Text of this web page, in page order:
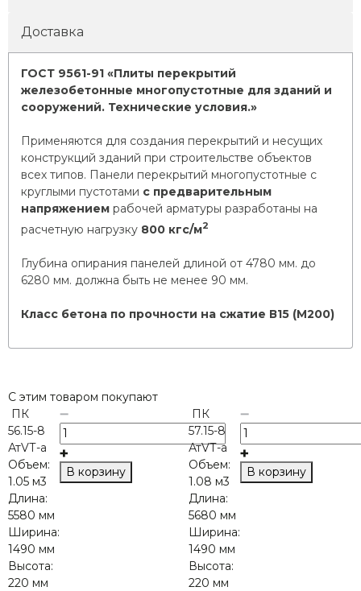
Доставка
ГОСТ 9561-91 «Плиты перекрытий
железобетонные многопустотные для зданий и
сооружений. Технические условия.»
Применяются для создания перекрытий и несущих
конструкций зданий при строительстве объектов
всех типов. Панели перекрытий многопустотные с
круглыми пустотами с предварительным
напряжением рабочей арматуры разработаны на
расчетную нагрузку 800 кгс/м2
Глубина опирания панелей длиной от 4780 мм. до
6280 мм. должна быть не менее 90 мм.
Класс бетона по прочности на сжатие В15 (М200)
С этим товаром покупают
ПК
56.15-8
АтVТ-а
Объем:
1.05 м3
Длина:
5580 мм
Ширина:
1490 мм
Высота:
220 мм
В корзину
ПК
57.15-8
АтVТ-а
Объем:
1.08 м3
Длина:
5680 мм
Ширина:
1490 мм
Высота:
220 мм
В корзину